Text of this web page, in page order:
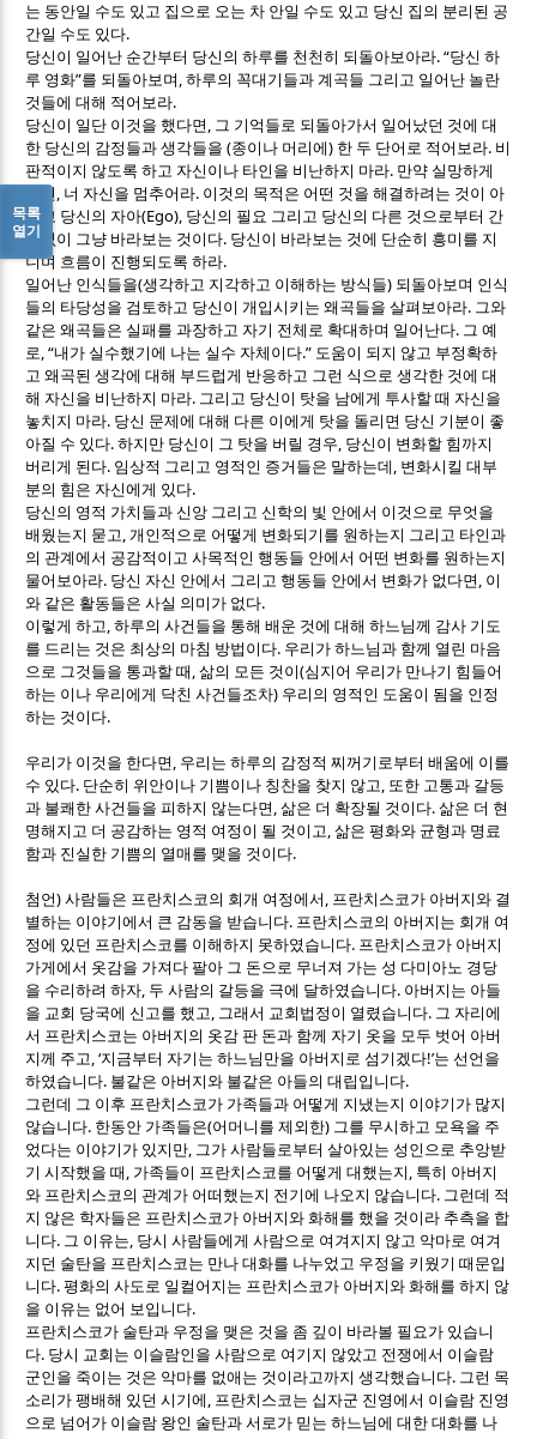
는 동안일 수도 있고 집으로 오는 차 안일 수도 있고 당신 집의 분리된 공
간일 수도 있다.
당신이 일어난 순간부터 당신의 하루를 천천히 되돌아보아라. “당신 하
루 영화”를 되돌아보며 ,하루의 꼭대기들과 계곡들 그리고 일어난 놀란
것들에 대해 적어보라.
당신이 일단 이것을 했다면 , 그 기억들로 되돌아가서 일어났던 것에 대
한 당신의 감정들과 생각들을(종이나 머리에) 한 두 단어로 적어보라. 비
판적이지 않도록 하고 자신이나 타인을 비난하지 마라. 만약 실망하게
되면 , 너 자신을 멈추어라. 이것의 목적은 어떤 것을 해결하려는 것이 아
니고 당신의 자아(Ego), 당신의 필요 그리고 당신의 다른 것으로부터 간
섭없이 그냥 바라보는 것이다. 당신이 바라보는 것에 단순히 흥미를 지
니며 흐름이 진행되도록 하라.
일어난 인식들을(생각하고 지각하고 이해하는 방식들) 되돌아보며 인식
들의 타당성을 검토하고 당신이 개입시키는 왜곡들을 살펴보아라. 그와
같은 왜곡들은 실패를 과장하고 자기 전체로 확대하며 일어난다. 그 예
로 , “내가 실수했기에 나는 실수 자체이다.” 도움이 되지 않고 부정확하
고 왜곡된 생각에 대해 부드럽게 반응하고 그런 식으로 생각한 것에 대
해 자신을 비난하지 마라. 그리고 당신이 탓을 남에게 투사할 때 자신을
놓치지 마라. 당신 문제에 대해 다른 이에게 탓을 돌리면 당신 기분이 좋
아질 수 있다.하지만 당신이 그 탓을 버릴 경우, 당신이 변화할 힘까지
버리게 된다. 임상적 그리고 영적인 증거들은 말하는데 , 변화시킬 대부
분의 힘은 자신에게 있다.
당신의 영적 가치들과 신앙 그리고 신학의 빛 안에서 이것으로 무엇을
배웠는지 묻고 ,개인적으로 어떻게 변화되기를 원하는지 그리고 타인과
의 관계에서 공감적이고 사목적인 행동들 안에서 어떤 변화를 원하는지
물어보아라. 당신 자신 안에서 그리고 행동들 안에서 변화가 없다면 , 이
와 같은 활동들은 사실 의미가 없다.
이렇게 하고 ,하루의 사건들을 통해 배운 것에 대해 하느님께 감사 기도
를 드리는 것은 최상의 마침 방법이다. 우리가 하느님과 함께 열린 마음
으로 그것들을 통과할 때 ,삶의 모든 것이(심지어 우리가 만나기 힘들어
하는 이나 우리에게 닥친 사건들조차) 우리의 영적인 도움이 됨을 인정
하는 것이다.
우리가 이것을 한다면 , 우리는 하루의 감정적 찌꺼기로부터 배움에 이를
수 있다. 단순히 위안이나 기쁨이나 칭찬을 찾지 않고 , 또한 고통과 갈등
과 불쾌한 사건들을 피하지 않는다면 ,삶은 더 확장될 것이다.삶은 더 현
명해지고 더 공감하는 영적 여정이 될 것이고 ,삶은 평화와 균형과 명료
함과 진실한 기쁨의 열매를 맺을 것이다.
첨언)사람들은 프란치스코의 회개 여정에서 , 프란치스코가 아버지와 결
별하는 이야기에서 큰 감동을 받습니다. 프란치스코의 아버지는 회개 여
정에 있던 프란치스코를 이해하지 못하였습니다. 프란치스코가 아버지
가게에서 옷감을 가져다 팔아 그 돈으로 무너져 가는 성 다미아노 경당
을 수리하려 하자, 두 사람의 갈등을 극에 달하였습니다. 아버지는 아들
을 교회 당국에 신고를 했고 , 그래서 교회법정이 열렸습니다. 그 자리에
서 프란치스코는 아버지의 옷감 판 돈과 함께 자기 옷을 모두 벗어 아버
지께 주고 , ‘지금부터 자기는 하느님만을 아버지로 섬기겠다!’는 선언을
하였습니다. 불같은 아버지와 불같은 아들의 대립입니다.
그런데 그 이후 프란치스코가 가족들과 어떻게 지냈는지 이야기가 많지
않습니다. 한동안 가족들은(어머니를 제외한) 그를 무시하고 모욕을 주
었다는 이야기가 있지만, 그가 사람들로부터 살아있는 성인으로 추앙받
기 시작했을 때 , 가족들이 프란치스코를 어떻게 대했는지 , 특히 아버지
와 프란치스코의 관계가 어떠했는지 전기에 나오지 않습니다. 그런데 적
지 않은 학자들은 프란치스코가 아버지와 화해를 했을 것이라 추측을 합
니다. 그 이유는, 당시 사람들에게 사람으로 여겨지지 않고 악마로 여겨
지던 술탄을 프란치스코는 만나 대화를 나누었고 우정을 키웠기 때문입
니다.평화의 사도로 일컬어지는 프란치스코가 아버지와 화해를 하지 않
을 이유는 없어 보입니다.
프란치스코가 술탄과 우정을 맺은 것을 좀 깊이 바라볼 필요가 있습니
다. 당시 교회는 이슬람인을 사람으로 여기지 않았고 전쟁에서 이슬람
군인을 죽이는 것은 악마를 없애는 것이라고까지 생각했습니다. 그런 목
소리가 팽배해 있던 시기에 , 프란치스코는 십자군 진영에서 이슬람 진영
으로 넘어가 이슬람 왕인 술탄과 서로가 믿는 하느님에 대한 대화를 나
목록
열기